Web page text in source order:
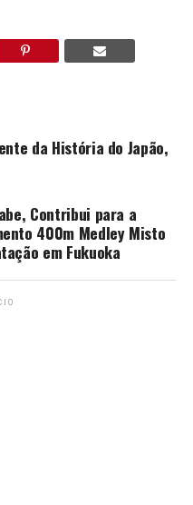
da História do Japão,
Contribui para a
400m Medley Misto
em Fukuoka